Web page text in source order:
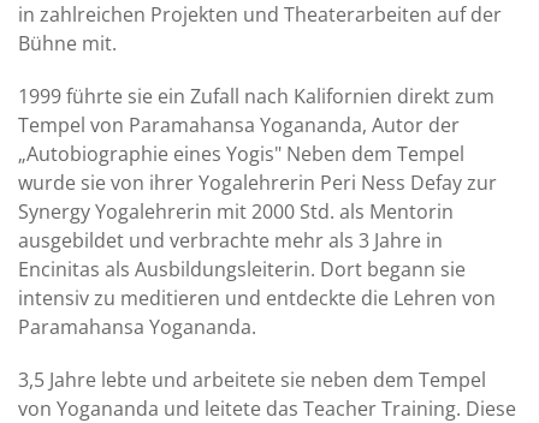
in zahlreichen Projekten und Theaterarbeiten auf der
Bühne mit.
1999 führte sie ein Zufall nach Kalifornien direkt zum
Tempel von Paramahansa Yogananda, Autor der
„Autobiographie eines Yogis" Neben dem Tempel
wurde sie von ihrer Yogalehrerin Peri Ness Defay zur
Synergy Yogalehrerin mit 2000 Std. als Mentorin
ausgebildet und verbrachte mehr als 3 Jahre in
Encinitas als Ausbildungsleiterin. Dort begann sie
intensiv zu meditieren und entdeckte die Lehren von
Paramahansa Yogananda.
3,5 Jahre lebte und arbeitete sie neben dem Tempel
von Yogananda und leitete das Teacher Training. Diese